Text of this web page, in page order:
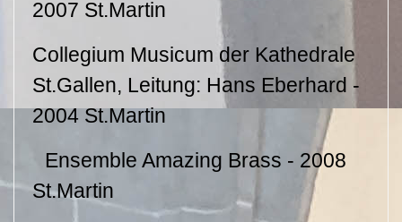
2007 St.Martin
Collegium Musicum der Kathedrale
St.Gallen, Leitung: Hans Eberhard -
2004 St.Martin
Ensemble Amazing Brass - 2008
St.Martin